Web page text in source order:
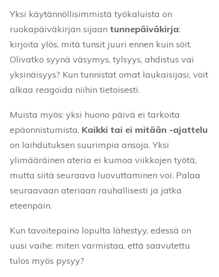
Yksi käytännöllisimmistä työkaluista on
ruokapäiväkirjan sijaan tunnepäiväkirja:
kirjoita ylös, mitä tunsit juuri ennen kuin söit.
Olivatko syynä väsymys, tylsyys, ahdistus vai
yksinäisyys? Kun tunnistat omat laukaisijasi, voit
alkaa reagoida niihin tietoisesti.
Muista myös: yksi huono päivä ei tarkoita
epäonnistumista. Kaikki tai ei mitään -ajattelu
on laihdutuksen suurimpia ansoja. Yksi
ylimääräinen ateria ei kumoa viikkojen työtä,
mutta siitä seuraava luovuttaminen voi. Palaa
seuraavaan ateriaan rauhallisesti ja jatka
eteenpäin.
Kun tavoitepaino lopulta lähestyy, edessä on
uusi vaihe: miten varmistaa, että saavutettu
tulos myös pysyy?